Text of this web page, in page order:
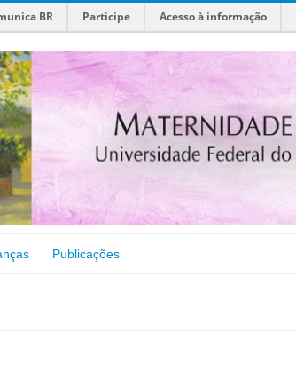
BR Participe Acesso à informação
Publicações